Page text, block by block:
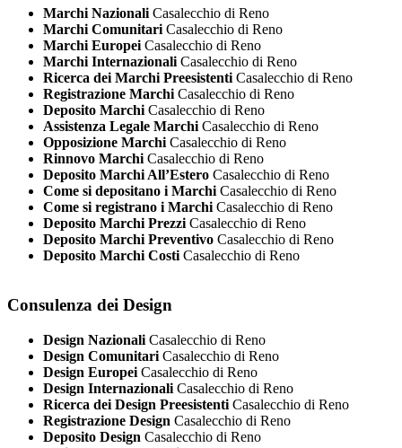
Marchi Nazionali Casalecchio di Reno
Marchi Comunitari Casalecchio di Reno
Marchi Europei Casalecchio di Reno
Marchi Internazionali Casalecchio di Reno
Ricerca dei Marchi Preesistenti Casalecchio di Reno
Registrazione Marchi Casalecchio di Reno
Deposito Marchi Casalecchio di Reno
Assistenza Legale Marchi Casalecchio di Reno
Opposizione Marchi Casalecchio di Reno
Rinnovo Marchi Casalecchio di Reno
Deposito Marchi All’Estero Casalecchio di Reno
Come si depositano i Marchi Casalecchio di Reno
Come si registrano i Marchi Casalecchio di Reno
Deposito Marchi Prezzi Casalecchio di Reno
Deposito Marchi Preventivo Casalecchio di Reno
Deposito Marchi Costi Casalecchio di Reno
Consulenza dei Design
Design Nazionali Casalecchio di Reno
Design Comunitari Casalecchio di Reno
Design Europei Casalecchio di Reno
Design Internazionali Casalecchio di Reno
Ricerca dei Design Preesistenti Casalecchio di Reno
Registrazione Design Casalecchio di Reno
Deposito Design Casalecchio di Reno